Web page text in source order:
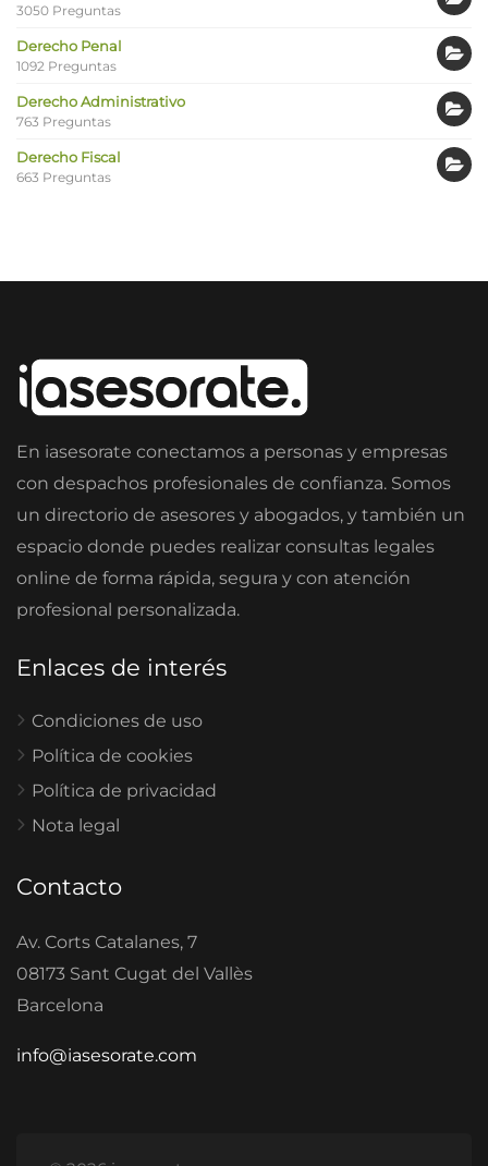
3050 Preguntas
Derecho Penal
1092 Preguntas
Derecho Administrativo
763 Preguntas
Derecho Fiscal
663 Preguntas
En iasesorate conectamos a personas y empresas
con despachos profesionales de confianza. Somos
un directorio de asesores y abogados, y también un
espacio donde puedes realizar consultas legales
online de forma rápida, segura y con atención
profesional personalizada.
Enlaces de interés
Condiciones de uso
Política de cookies
Política de privacidad
Nota legal
Contacto
Av. Corts Catalanes, 7
08173 Sant Cugat del Vallès
Barcelona
info@iasesorate.com